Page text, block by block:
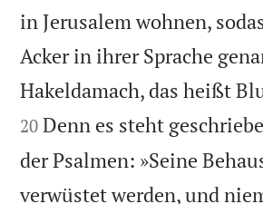
in Jerusalem wohnen,
Acker in ihrer Sprache
Hakeldamach, das heißt
20 Denn es steht
der Psalmen: »Seine
verwüstet werden, und